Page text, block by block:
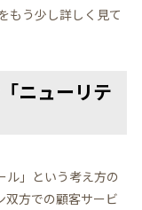
もう少し詳しく見て
ニューリテ
ル」という考え方の
双方での顧客サービ